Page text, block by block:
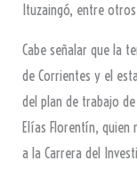
Ituzaingó, entre
Cabe señalar que la
de Corrientes y el
del plan de trabajo
Elías Florentín,
a la Carrera del